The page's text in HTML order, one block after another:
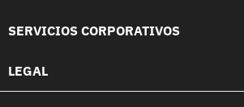
SERVICIOS CORPORATIVOS
LEGAL